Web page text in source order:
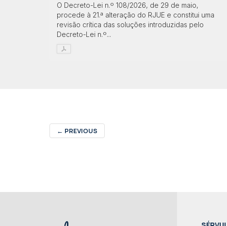
O Decreto-Lei n.º 108/2026, de 29 de maio,
procede à 21.ª alteração do RJUE e constitui uma
revisão crítica das soluções introduzidas pelo
Decreto-Lei n.º...
← PREVIOUS